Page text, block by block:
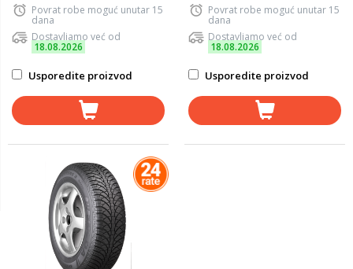
Povrat robe moguć unutar 15
dana
Dostavljamo već od
18.08.2026
Usporedite proizvod
Povrat robe moguć unutar 15
dana
Dostavljamo već od
18.08.2026
Usporedite proizvod